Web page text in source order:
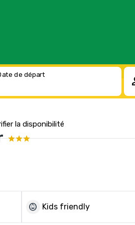
de départ
la disponibilité
child_care Kids friendly